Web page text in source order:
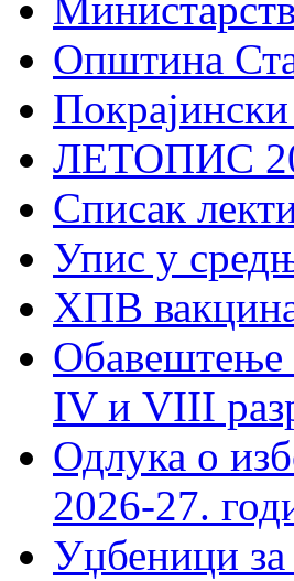
Општина
Покрајински
ЛЕТОПИС
Списак
Упис у
ХПВ
Обавештење
IV и VIII
Одлука о
2026-27.
Уџбеници